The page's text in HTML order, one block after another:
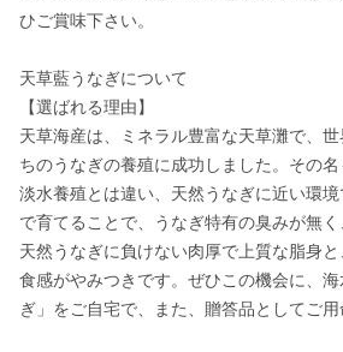
ひご賞味下さい。
天草藍うなぎについて
【選ばれる理由】
天草海産は、ミネラル豊富な天草灘で、
ちのうなぎの養殖に成功しました。その名
淡水養殖とは違い、天然うなぎに近い環
で育てることで、うなぎ特有の臭みが無く
天然うなぎに負けない肉厚で上質な脂身
食感がやみつきです。ぜひこの機会に、
ぎ」をご自宅で、また、贈答品としてご用